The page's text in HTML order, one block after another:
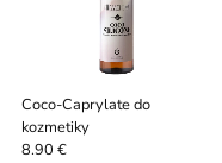
Coco-Caprylate do
kozmetiky
8.90 €